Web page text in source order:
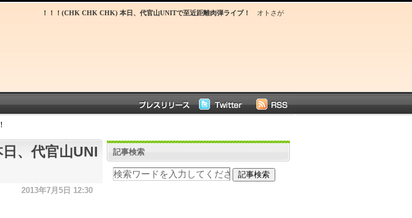
オトさが
！！！(CHK CHK CHK) 本日、代官山UNITで至近距離肉弾ライブ！
、代官山UNI
2013年7月5日 12:30
記事検索